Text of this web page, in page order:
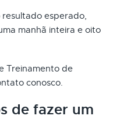
esperado,
manhã inteira e oito
Treinamento de
conosco.
de fazer um